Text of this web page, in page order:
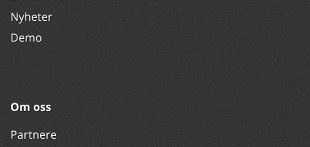
Nyheter
Demo
Om oss
Partnere